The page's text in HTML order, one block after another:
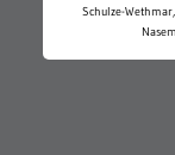
Schulze-